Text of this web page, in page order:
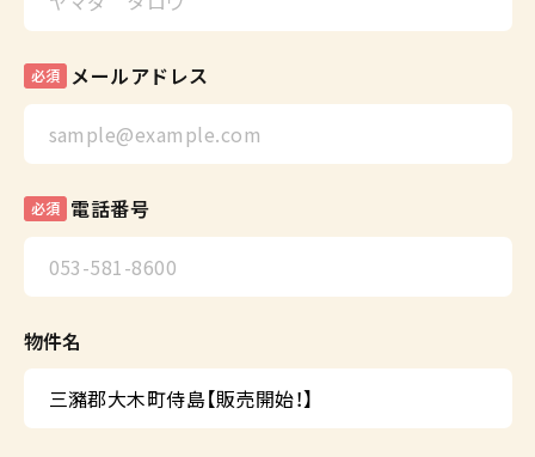
必須 メールアドレス
必須 電話番号
物件名